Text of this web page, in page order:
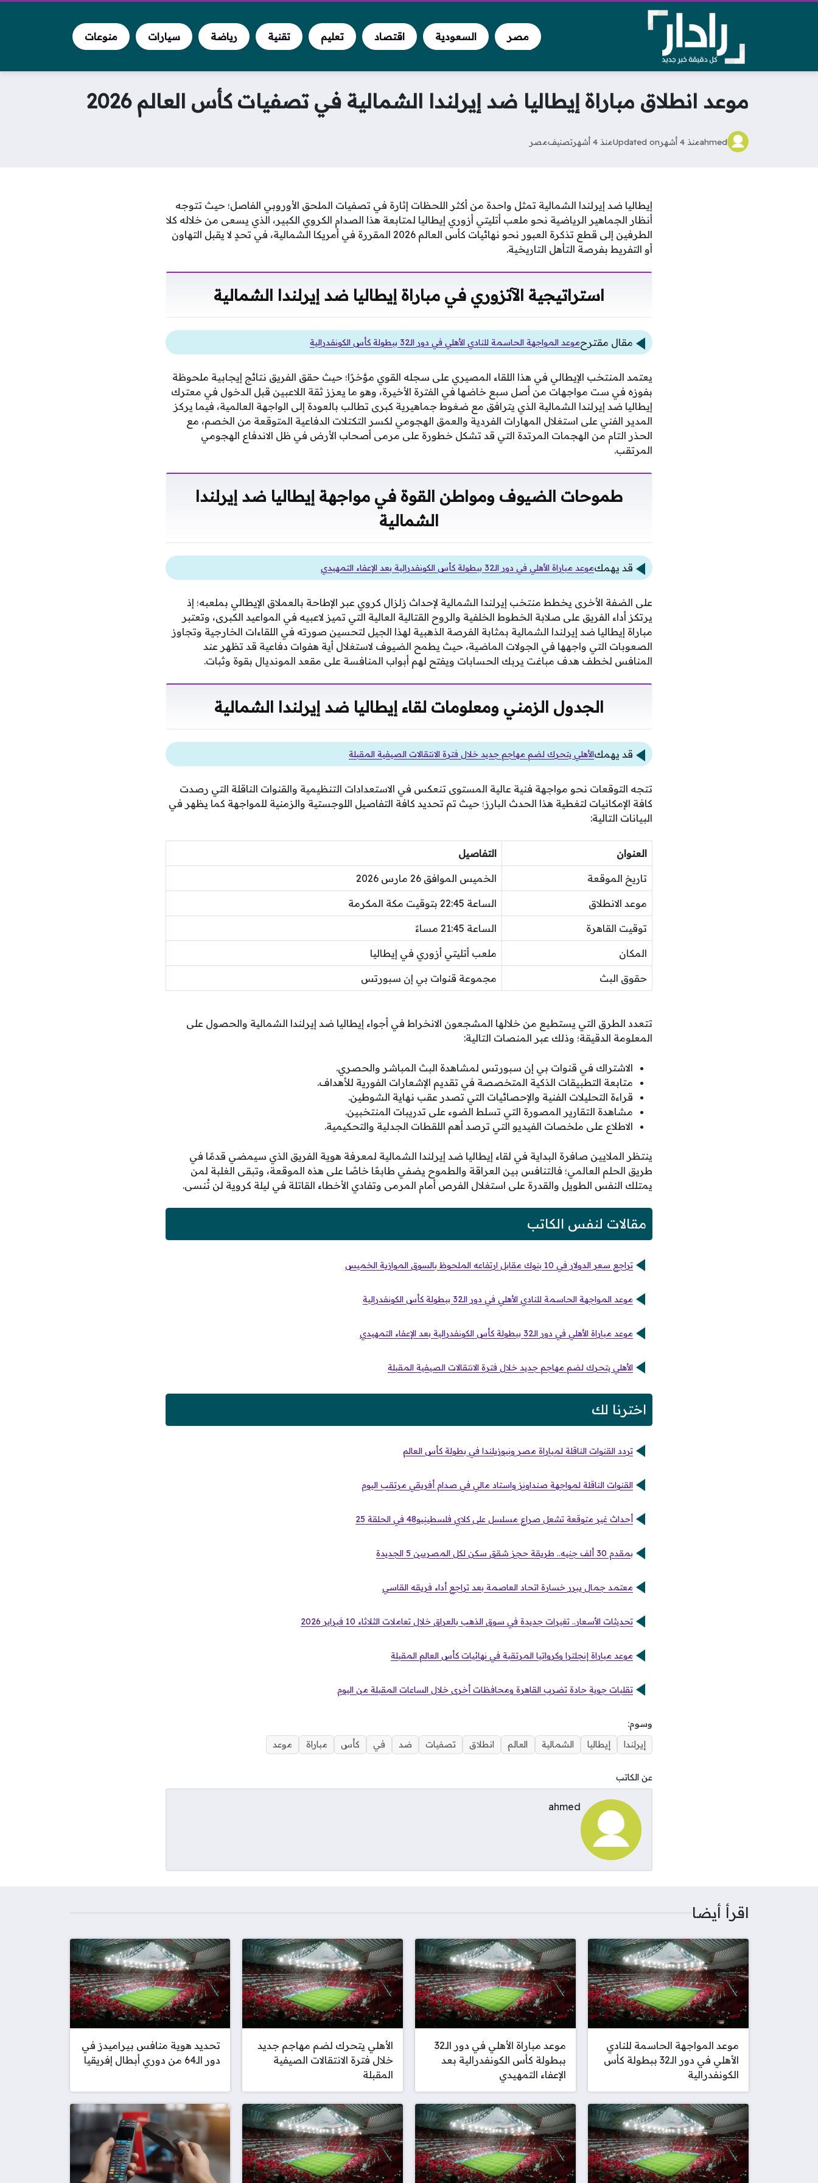
مصر السعودية اقتصاد تعليم تقنية رياضة سيارات منوعات
موعد انطلاق مباراة إيطاليا ضد إيرلندا الشمالية في تصفيات كأس العالم 2026
ahmedمنذ 4 أشهر Updated onمنذ 4 أشهر تصنيفمصر
إيطاليا ضد إيرلندا الشمالية تمثل واحدة من أكثر اللحظات إثارة في تصفيات الملحق الأوروبي الفاصل؛ حيث تتوجه
أنظار الجماهير الرياضية نحو ملعب أتليتي أزوري إيطاليا لمتابعة هذا الصدام الكروي الكبير، الذي يسعى من خلاله كلا
الطرفين إلى قطع تذكرة العبور نحو نهائيات كأس العالم 2026 المقررة في أمريكا الشمالية، في تحدٍ لا يقبل التهاون
أو التفريط بفرصة التأهل التاريخية.
استراتيجية الآتزوري في مباراة إيطاليا ضد إيرلندا الشمالية
مقال مقترحموعد المواجهة الحاسمة للنادي الأهلي في دور الـ32 ببطولة كأس الكونفدرالية
يعتمد المنتخب الإيطالي في هذا اللقاء المصيري على سجله القوي مؤخرًا؛ حيث حقق الفريق نتائج إيجابية ملحوظة
بفوزه في ست مواجهات من أصل سبع خاضها في الفترة الأخيرة، وهو ما يعزز ثقة اللاعبين قبل الدخول في معترك
إيطاليا ضد إيرلندا الشمالية الذي يترافق مع ضغوط جماهيرية كبرى تطالب بالعودة إلى الواجهة العالمية، فيما يركز
المدير الفني على استغلال المهارات الفردية والعمق الهجومي لكسر التكتلات الدفاعية المتوقعة من الخصم، مع
الحذر التام من الهجمات المرتدة التي قد تشكل خطورة على مرمى أصحاب الأرض في ظل الاندفاع الهجومي
المرتقب.
طموحات الضيوف ومواطن القوة في مواجهة إيطاليا ضد إيرلندا
الشمالية
قد يهمكموعد مباراة الأهلي في دور الـ32 ببطولة كأس الكونفدرالية بعد الإعفاء التمهيدي
على الضفة الأخرى يخطط منتخب إيرلندا الشمالية لإحداث زلزال كروي عبر الإطاحة بالعملاق الإيطالي بملعبه؛ إذ
يرتكز أداء الفريق على صلابة الخطوط الخلفية والروح القتالية العالية التي تميز لاعبيه في المواعيد الكبرى، وتعتبر
مباراة إيطاليا ضد إيرلندا الشمالية بمثابة الفرصة الذهبية لهذا الجيل لتحسين صورته في اللقاءات الخارجية وتجاوز
الصعوبات التي واجهها في الجولات الماضية، حيث يطمح الضيوف لاستغلال أية هفوات دفاعية قد تظهر عند
المنافس لخطف هدف مباغت يربك الحسابات ويفتح لهم أبواب المنافسة على مقعد المونديال بقوة وثبات.
الجدول الزمني ومعلومات لقاء إيطاليا ضد إيرلندا الشمالية
قد يهمكالأهلي يتحرك لضم مهاجم جديد خلال فترة الانتقالات الصيفية المقبلة
تتجه التوقعات نحو مواجهة فنية عالية المستوى تنعكس في الاستعدادات التنظيمية والقنوات الناقلة التي رصدت
كافة الإمكانيات لتغطية هذا الحدث البارز؛ حيث تم تحديد كافة التفاصيل اللوجستية والزمنية للمواجهة كما يظهر في
البيانات التالية:
العنوان التفاصيل
تاريخ الموقعة الخميس الموافق 26 مارس 2026
موعد الانطلاق الساعة 22:45 بتوقيت مكة المكرمة
توقيت القاهرة الساعة 21:45 مساءً
المكان ملعب أتليتي أزوري في إيطاليا
حقوق البث مجموعة قنوات بي إن سبورتس
تتعدد الطرق التي يستطيع من خلالها المشجعون الانخراط في أجواء إيطاليا ضد إيرلندا الشمالية والحصول على
المعلومة الدقيقة؛ وذلك عبر المنصات التالية:
الاشتراك في قنوات بي إن سبورتس لمشاهدة البث المباشر والحصري.
متابعة التطبيقات الذكية المتخصصة في تقديم الإشعارات الفورية للأهداف.
قراءة التحليلات الفنية والإحصائيات التي تصدر عقب نهاية الشوطين.
مشاهدة التقارير المصورة التي تسلط الضوء على تدريبات المنتخبين.
الاطلاع على ملخصات الفيديو التي ترصد أهم اللقطات الجدلية والتحكيمية.
ينتظر الملايين صافرة البداية في لقاء إيطاليا ضد إيرلندا الشمالية لمعرفة هوية الفريق الذي سيمضي قدمًا في
طريق الحلم العالمي؛ فالتنافس بين العراقة والطموح يضفي طابعًا خاصًا على هذه الموقعة، وتبقى الغلبة لمن
يمتلك النفس الطويل والقدرة على استغلال الفرص أمام المرمى وتفادي الأخطاء القاتلة في ليلة كروية لن تُنسى.
مقالات لنفس الكاتب
تراجع سعر الدولار في 10 بنوك مقابل ارتفاعه الملحوظ بالسوق الموازية الخميس
موعد المواجهة الحاسمة للنادي الأهلي في دور الـ32 ببطولة كأس الكونفدرالية
موعد مباراة الأهلي في دور الـ32 ببطولة كأس الكونفدرالية بعد الإعفاء التمهيدي
الأهلي يتحرك لضم مهاجم جديد خلال فترة الانتقالات الصيفية المقبلة
اخترنا لك
تردد القنوات الناقلة لمباراة مصر ونيوزيلندا في بطولة كأس العالم
القنوات الناقلة لمواجهة صنداونز واستاد مالي في صدام أفريقي مرتقب اليوم
أحداث غير متوقعة تشعل صراع مسلسل على كلاي فلسطينيو48 في الحلقة 25
بمقدم 30 ألف جنيه.. طريقة حجز شقق سكن لكل المصريين 5 الجديدة
معتمد جمال يبرر خسارة اتحاد العاصمة بعد تراجع أداء فريقه القاسي
تحديثات الأسعار.. تغيرات جديدة في سوق الذهب بالعراق خلال تعاملات الثلاثاء 10 فبراير 2026
موعد مباراة إنجلترا وكرواتيا المرتقبة في نهائيات كأس العالم المقبلة
تقلبات جوية حادة تضرب القاهرة ومحافظات أخرى خلال الساعات المقبلة من اليوم
وسوم:
إيرلندا
إيطاليا الشمالية العالم انطلاق تصفيات ضد في كأس مباراة موعد
عن الكاتب
ahmed
اقرأ أيضا
موعد المواجهة الحاسمة للنادي
الأهلي في دور الـ32 ببطولة كأس
الكونفدرالية
موعد مباراة الأهلي في دور الـ32
ببطولة كأس الكونفدرالية بعد
الإعفاء التمهيدي
الأهلي يتحرك لضم مهاجم جديد
خلال فترة الانتقالات الصيفية
المقبلة
تحديد هوية منافس بيراميدز في
دور الـ64 من دوري أبطال إفريقيا